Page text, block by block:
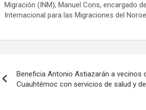
Migración (INM); Manuel Cons, encargado
Internacional para las Migraciones del
de
Beneficia Antonio Astiazarán a vecinos
Cuauhtémoc con servicios de salud y